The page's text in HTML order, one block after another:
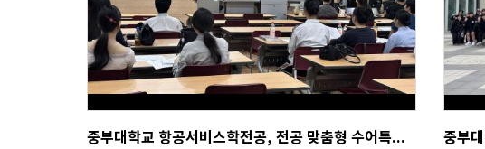
중부대학교 항공서비스학전공, 전공 맞춤형 수어특강 프로그램 운영